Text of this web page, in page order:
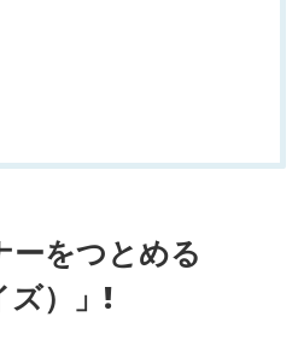
ーをつとめる
ズ）」!